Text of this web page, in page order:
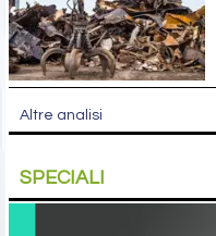
Altre analisi
SPECIALI